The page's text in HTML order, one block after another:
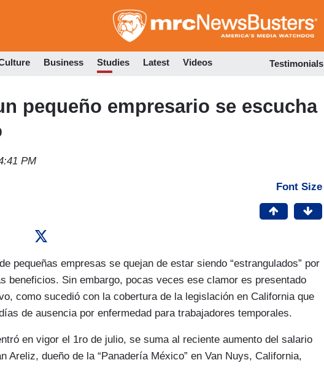
to
Business Studies Latest Videos Testimonials
pequeño empresario se escucha
PM
Font Size
pequeñas empresas se quejan de estar siendo “estrangulados” por
beneficios. Sin embargo, pocas veces ese clamor es presentado
como sucedió con la cobertura de la legislación en California que
de ausencia por enfermedad para trabajadores temporales.
en vigor el 1ro de julio, se suma al reciente aumento del salario
Areliz, dueño de la “Panadería México” en Van Nuys, California,